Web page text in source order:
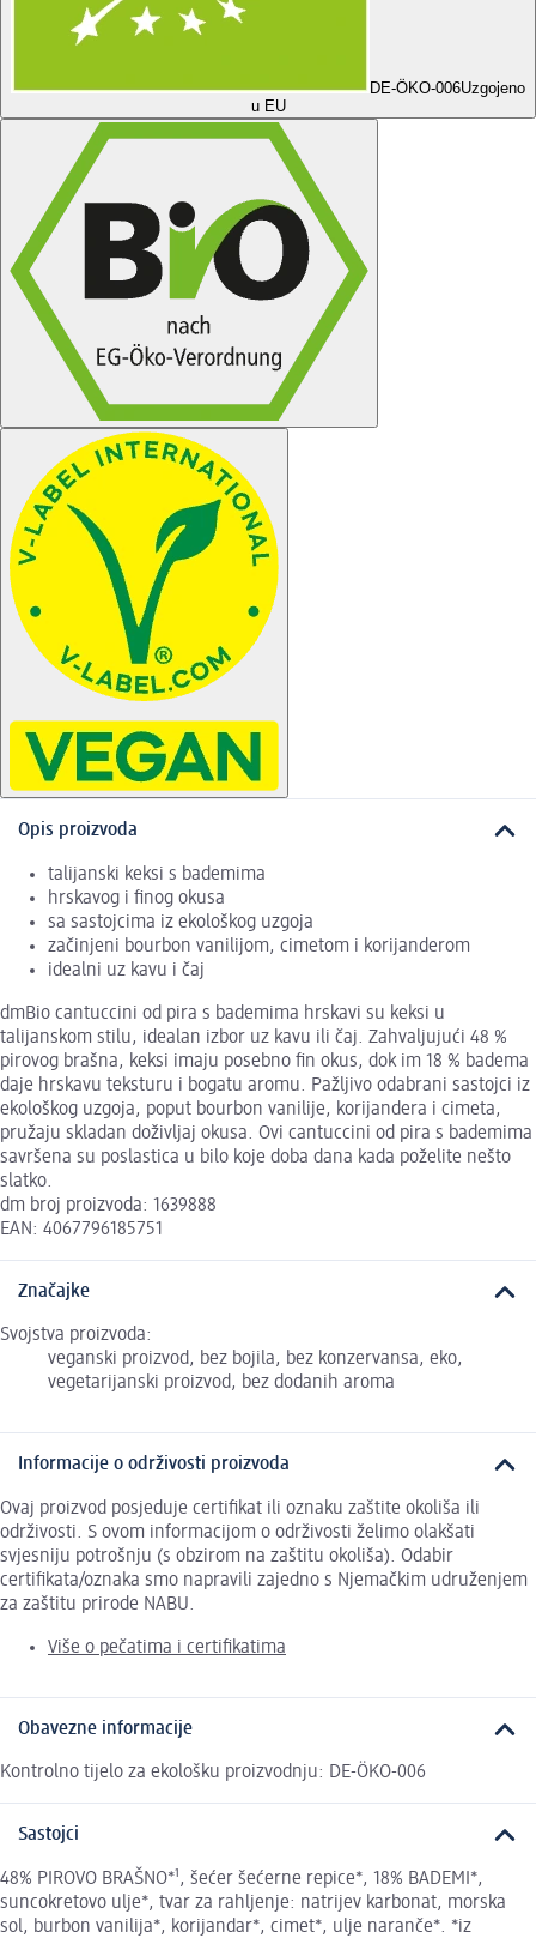
DE-ÖKO-006Uzgojeno
u EU
Opis proizvoda
talijanski keksi s bademima
hrskavog i finog okusa
sa sastojcima iz ekološkog uzgoja
začinjeni bourbon vanilijom, cimetom i korijanderom
idealni uz kavu i čaj
dmBio cantuccini od pira s bademima hrskavi su keksi u
talijanskom stilu, idealan izbor uz kavu ili čaj. Zahvaljujući 48 %
pirovog brašna, keksi imaju posebno fin okus, dok im 18 % badema
daje hrskavu teksturu i bogatu aromu. Pažljivo odabrani sastojci iz
ekološkog uzgoja, poput bourbon vanilije, korijandera i cimeta,
pružaju skladan doživljaj okusa. Ovi cantuccini od pira s bademima
savršena su poslastica u bilo koje doba dana kada poželite nešto
slatko.
dm broj proizvoda: 1639888
EAN: 4067796185751
Značajke
Svojstva proizvoda:
veganski proizvod, bez bojila, bez konzervansa, eko,
vegetarijanski proizvod, bez dodanih aroma
Informacije o održivosti proizvoda
Ovaj proizvod posjeduje certifikat ili oznaku zaštite okoliša ili
održivosti. S ovom informacijom o održivosti želimo olakšati
svjesniju potrošnju (s obzirom na zaštitu okoliša). Odabir
certifikata/oznaka smo napravili zajedno s Njemačkim udruženjem
za zaštitu prirode NABU.
Više o pečatima i certifikatima
Obavezne informacije
Kontrolno tijelo za ekološku proizvodnju: DE-ÖKO-006
Sastojci
48% PIROVO BRAŠNO*¹, šećer šećerne repice*, 18% BADEMI*,
suncokretovo ulje*, tvar za rahljenje: natrijev karbonat, morska
sol, burbon vanilija*, korijandar*, cimet*, ulje naranče*. *iz